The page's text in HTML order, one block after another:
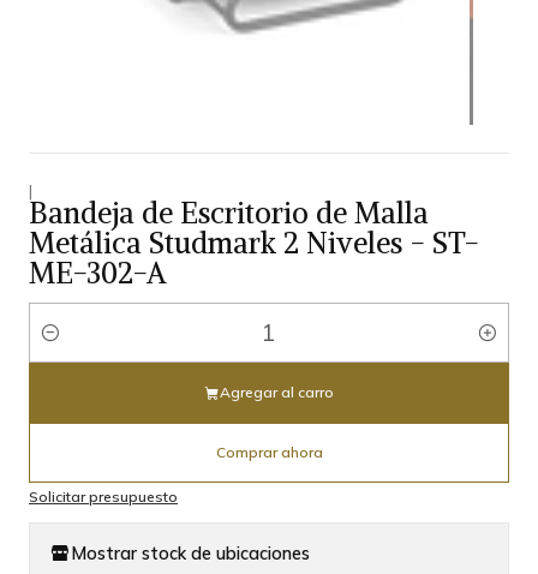
|
Bandeja de Escritorio de Malla
Metálica Studmark 2 Niveles - ST-
ME-302-A
Cantidad
Agregar al carro
Comprar ahora
Solicitar presupuesto
Mostrar stock de ubicaciones